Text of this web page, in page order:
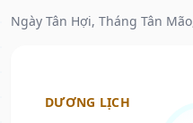
Ngày Tân Hợi, Tháng Tân
DƯƠNG LỊCH